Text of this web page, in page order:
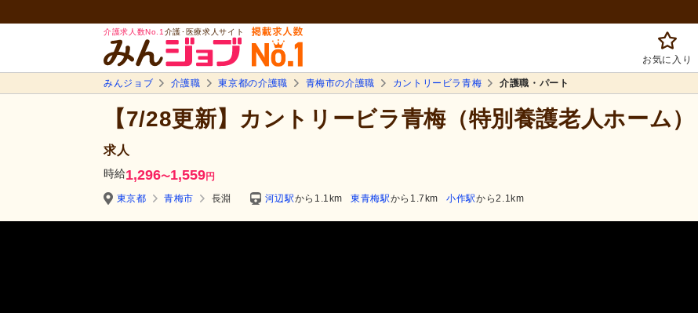
介護求人数No.1 介護･医療求人サイト
お気に入り
みんジョブ 介護職 東京都の介護職 青梅市の介護職 カントリービラ青梅 介護職・パート
【7/28更新】カントリービラ青梅（特別養護老人ホーム）
求人
時給1,296〜1,559円
東京都 青梅市 長淵 河辺駅から1.1km 東青梅駅から1.7km 小作駅から2.1km